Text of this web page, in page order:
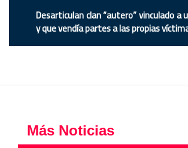
Desarticulan clan “autero” vinculado a
y que vendía partes a las propias
Más Noticias